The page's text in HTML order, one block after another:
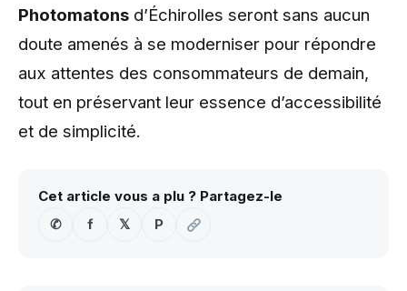
Photomatons d’Échirolles seront sans aucun
doute amenés à se moderniser pour répondre
aux attentes des consommateurs de demain,
tout en préservant leur essence d’accessibilité
et de simplicité.
Cet article vous a plu ? Partagez-le
✆
f 𝕏 P